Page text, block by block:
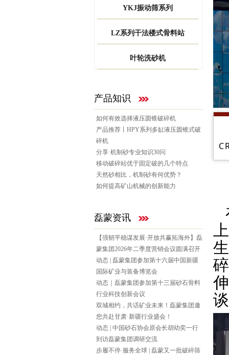
YKJ振动筛系列
LZ系列干法楼式骨料站
叶轮洗砂机
产品知识
如何有效选择液压圆锥破碎机
产品推荐丨HPY系列多缸液压圆锥式破
碎机
分享·机制砂专业知识30问
移动破碎站优于固定破的几个特点
天然砂相比，机制砂有何优势？
如何提高矿山机械的创新能力
磊蒙资讯
【强韧平稳谋发展·开放共赢拓海外】磊
蒙集团2026年二季度营销会议圆满召开
动态 | 磊蒙集团参加第十六届中国新疆
国际矿业与装备博览会
动态｜磊蒙集团参加第十三届砂石骨料
行业科技创新会议
双城相约，共话矿业未来！磊蒙集团邀
您共赴甘肃·新疆行业盛会！
动态 | 中国砂石协会原会长胡幼奕一行
到访磊蒙集团调研交流
步履不停·服务全球 | 磊蒙又一批破碎筛